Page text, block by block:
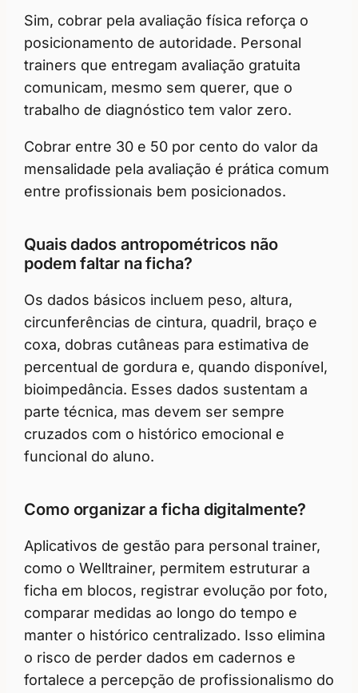
Sim, cobrar pela avaliação física reforça o
posicionamento de autoridade. Personal
trainers que entregam avaliação gratuita
comunicam, mesmo sem querer, que o
trabalho de diagnóstico tem valor zero.
Cobrar entre 30 e 50 por cento do valor da
mensalidade pela avaliação é prática comum
entre profissionais bem posicionados.
Quais dados antropométricos não
podem faltar na ficha?
Os dados básicos incluem peso, altura,
circunferências de cintura, quadril, braço e
coxa, dobras cutâneas para estimativa de
percentual de gordura e, quando disponível,
bioimpedância. Esses dados sustentam a
parte técnica, mas devem ser sempre
cruzados com o histórico emocional e
funcional do aluno.
Como organizar a ficha digitalmente?
Aplicativos de gestão para personal trainer,
como o Welltrainer, permitem estruturar a
ficha em blocos, registrar evolução por foto,
comparar medidas ao longo do tempo e
manter o histórico centralizado. Isso elimina
o risco de perder dados em cadernos e
fortalece a percepção de profissionalismo do